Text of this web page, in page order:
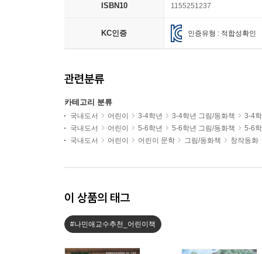
ISBN10 1155251237
KC인증 인증유형 : 적합성확인
관련분류
카테고리 분류
국내도서 어린이 3-4학년 3-4학년 그림/동화책
3-4
국내도서
어린이 5-6학년 5-6학년 그림/동화책
5-6
국내도서
어린이 어린이 문학 그림/동화책 창작동화
이 상품의 태그
#나민애교수추천_어린이책